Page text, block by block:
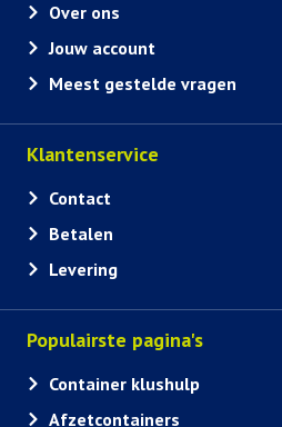
Over ons
Jouw account
Meest gestelde vragen
Klantenservice
Contact
Betalen
Levering
Populairste pagina's
Container klushulp
Afzetcontainers